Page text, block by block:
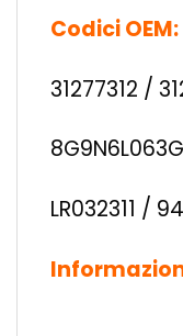
Codici OEM:
31277312 /
LR032311 /